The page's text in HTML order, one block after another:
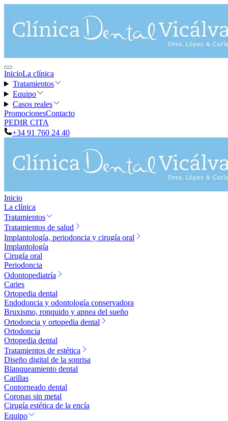
InicioLa clínica
Tratamientos
Equipo
Casos reales
PromocionesContacto
PEDIR CITA
+34 91 760 24 40
Inicio
La clínica
Tratamientos
Tratamientos de salud
Implantología, periodoncia y cirugía oral
Implantología
Cirugía oral
Periodoncia
Odontopediatría
Caries
Ortopedia dental
Endodoncia y odontología conservadora
Bruxismo, ronquido y apnea del sueño
Ortodoncia y ortopedia dental
Ortodoncia
Ortopedia dental
Tratamientos de estética
Diseño digital de la sonrisa
Blanqueamiento dental
Carillas
Contorneado dental
Coronas sin metal
Cirugía estética de la encía
Equipo